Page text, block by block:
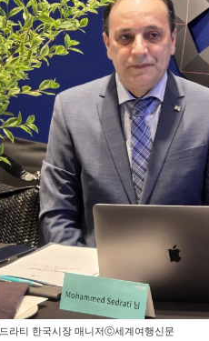
라티 한국시장 매니저ⓒ세계여행신문